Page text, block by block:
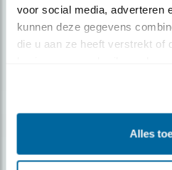
voor social media, adverteren
kunnen deze gegevens
die u aan ze heeft verstrekt of
Alles
Op de hoogte
over vogels en activiteiten van